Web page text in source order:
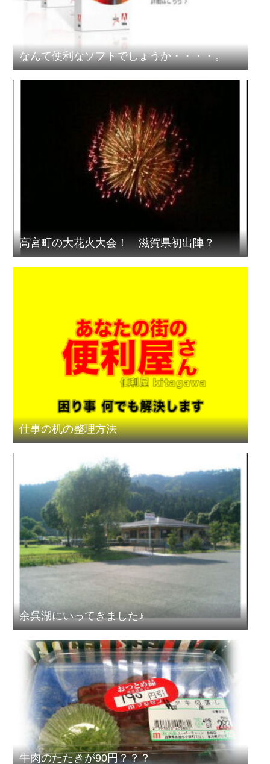
なんて便利なソフトでしょうか・・・・。
高宮町の大花火大会！ 滋賀県初出陣？
仕事の机の整理方法
余呉湖にいってきました♪
牛肉のたたきが90円？？？